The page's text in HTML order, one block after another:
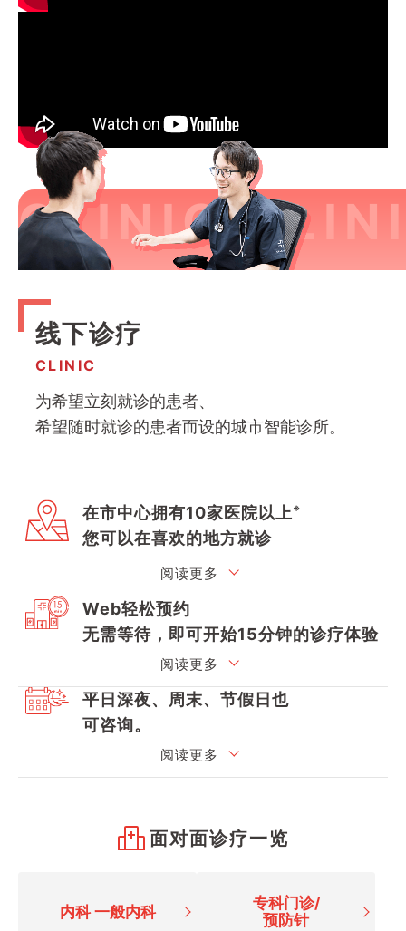
线下诊疗
CLINIC
为希望立刻就诊的患者、
希望随时就诊的患者而设的城市智能诊所。
在市中心拥有10家医院以上※
您可以在喜欢的地方就诊
阅读更多
Web轻松预约
无需等待，即可开始15分钟的诊疗体验
阅读更多
平日深夜、周末、节假日也
可咨询。
阅读更多
面对面诊疗一览
内科 一般内科
专科门诊/
预防针